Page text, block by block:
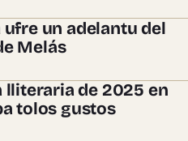
un adelantu del
Melás
lliteraria de 2025 en
tolos gustos